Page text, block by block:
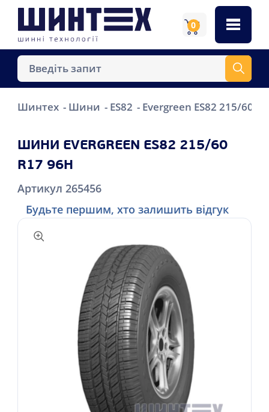
0
Шинтех Шини ES82 Evergreen ES82 215/60
ШИНИ EVERGREEN ES82 215/60
R17 96H
Артикул 265456
Будьте першим, хто залишить відгук